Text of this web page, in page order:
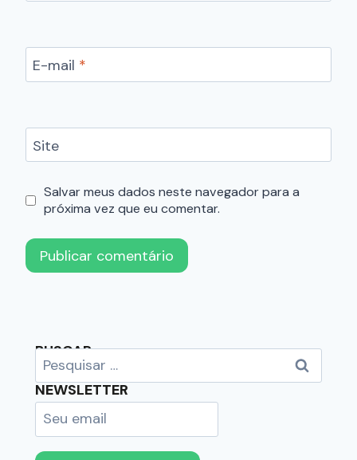
E-mail *
Site
Salvar meus dados neste navegador para a
próxima vez que eu comentar.
BUSCAR
NEWSLETTER